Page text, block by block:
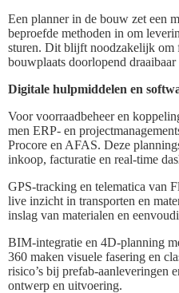
Een planner in de bouw zet een
beproefde methoden in om
sturen. Dit blijft noodzakelijk om
bouwplaats doorlopend draaibaar
Digitale hulpmiddelen en
Voor voorraadbeheer en
men ERP- en
Procore en AFAS. Deze
inkoop, facturatie en real-time
GPS-tracking en telematica van
live inzicht in transporten en
inslag van materialen en
BIM-integratie en 4D-planning
360 maken visuele fasering en
risico’s bij prefab-aanleveringen
ontwerp en uitvoering.